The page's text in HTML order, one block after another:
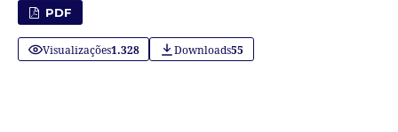
PDF
Visualizações1.328 Downloads55